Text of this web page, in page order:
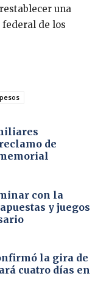
una
de los
de
con la
y juegos
la gira de
cuatro días en